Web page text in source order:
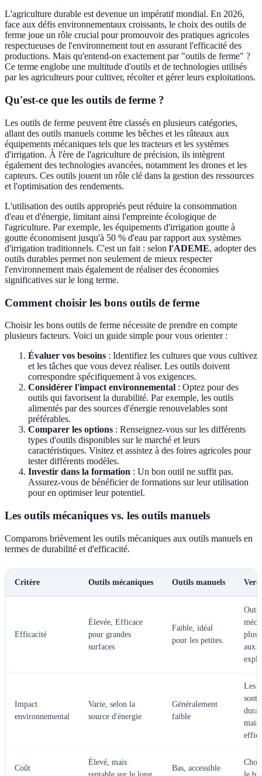
L'agriculture durable est devenue un impératif mondial. En 2026,
face aux défis environnementaux croissants, le choix des outils de
ferme joue un rôle crucial pour promouvoir des pratiques agricoles
respectueuses de l'environnement tout en assurant l'efficacité des
productions. Mais qu'entend-on exactement par "outils de ferme" ?
Ce terme englobe une multitude d'outils et de technologies utilisés
par les agriculteurs pour cultiver, récolter et gérer leurs exploitations.
Qu'est-ce que les outils de ferme ?
Les outils de ferme peuvent être classés en plusieurs catégories,
allant des outils manuels comme les bêches et les râteaux aux
équipements mécaniques tels que les tracteurs et les systèmes
d'irrigation. À l'ère de l'agriculture de précision, ils intègrent
également des technologies avancées, notamment les drones et les
capteurs. Ces outils jouent un rôle clé dans la gestion des ressources
et l'optimisation des rendements.
L'utilisation des outils appropriés peut réduire la consommation
d'eau et d'énergie, limitant ainsi l'empreinte écologique de
l'agriculture. Par exemple, les équipements d'irrigation goutte à
goutte économisent jusqu'à 50 % d'eau par rapport aux systèmes
d'irrigation traditionnels. C'est un fait : selon l'ADEME, adopter des
outils durables permet non seulement de mieux respecter
l'environnement mais également de réaliser des économies
significatives sur le long terme.
Comment choisir les bons outils de ferme
Choisir les bons outils de ferme nécessite de prendre en compte
plusieurs facteurs. Voici un guide simple pour vous orienter :
Évaluer vos besoins : Identifiez les cultures que vous cultivez
et les tâches que vous devez réaliser. Les outils doivent
correspondre spécifiquement à vos exigences.
Considérer l'impact environnemental : Optez pour des
outils qui favorisent la durabilité. Par exemple, les outils
alimentés par des sources d'énergie renouvelables sont
préférables.
Comparer les options : Renseignez-vous sur les différents
types d'outils disponibles sur le marché et leurs
caractéristiques. Visitez et assistez à des foires agricoles pour
tester différents modèles.
Investir dans la formation : Un bon outil ne suffit pas.
Assurez-vous de bénéficier de formations sur leur utilisation
pour en optimiser leur potentiel.
Les outils mécaniques vs. les outils manuels
Comparons brièvement les outils mécaniques aux outils manuels en
termes de durabilité et d'efficacité.
Critère Outils mécaniques Outils manuels
Efficacité
Élevée, Efficace
pour grandes
surfaces
Faible, idéal
pour les petites.
plus
aux
Impact
environnemental
Varie, selon la
source d'énergie
Généralement
faible
Les
sont
mais
Coût
Élevé, mais
Bas, accessible